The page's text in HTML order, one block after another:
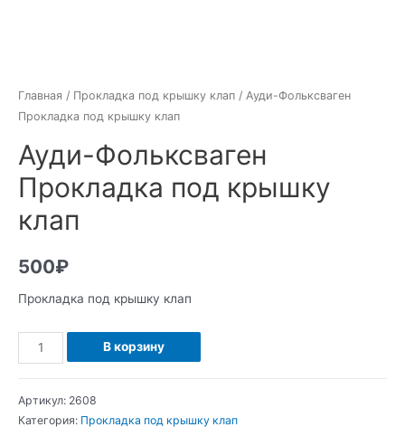
Главная / Прокладка под крышку клап / Ауди-Фольксваген
Прокладка под крышку клап
Ауди-Фольксваген
Прокладка под крышку
клап
500₽
Прокладка под крышку клап
Количество
Ауди-
Прокладка
В корзину
Артикул: 2608
Категория: Прокладка под крышку клап